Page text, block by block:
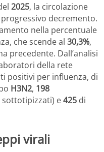
2025, la circolazione
decremento.
nella percentuale
che scende al 30,3%,
precedente. Dall’analisi
della rete
positivi per influenza, di
H3N2, 198
e425 di
virali